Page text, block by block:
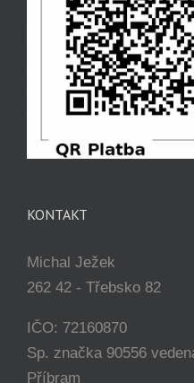
KONTAKT
Michal Ježek
262 42 - Třebsko 82
IČO: 72160870
Sp. značka 90556
Příbram